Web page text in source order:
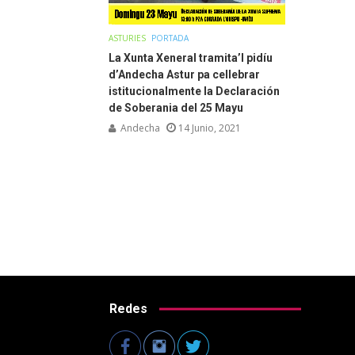
ASTURIES PORTADA
La Xunta Xeneral tramita’l pidíu
d’Andecha Astur pa cellebrar
istitucionalmente la Declaración
de Soberania del 25 Mayu
Andecha 14 Junio, 2021
Redes